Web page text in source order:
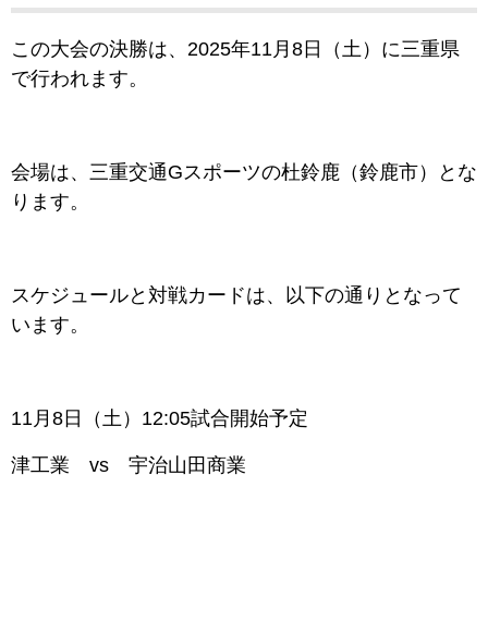
この大会の決勝は、2025年11月8日（土）に三重県
で行われます。
会場は、三重交通Gスポーツの杜鈴鹿（鈴鹿市）とな
ります。
スケジュールと対戦カードは、以下の通りとなって
います。
11月8日（土）12:05試合開始予定
津工業 vs 宇治山田商業